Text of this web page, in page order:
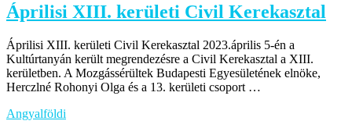
Áprilisi XIII. kerületi Civil Kerekasztal
Áprilisi XIII. kerületi Civil Kerekasztal 2023.április 5-én a
Kultúrtanyán került megrendezésre a Civil Kerekasztal a XIII.
kerületben. A Mozgássérültek Budapesti Egyesületének elnöke,
Herczlné Rohonyi Olga és a 13. kerületi csoport …
Angyalföldi